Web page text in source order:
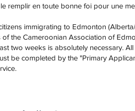
remplir en toute bonne foi pour une
immigrating to Edmonton
the Cameroonian Association of
two weeks is absolutely necessary.
be completed by the "Primary